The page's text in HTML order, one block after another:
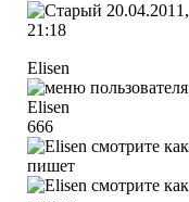
20.04.2011,
21:18
Elisen
666